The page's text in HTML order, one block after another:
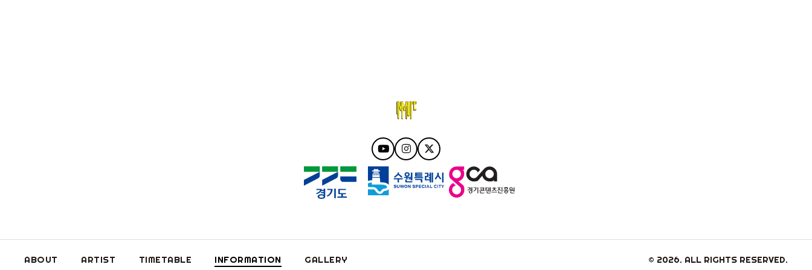
ABOUT ARTIST TIMETABLE INFORMATION GALLERY © 2026. ALL RIGHTS RESERVED.